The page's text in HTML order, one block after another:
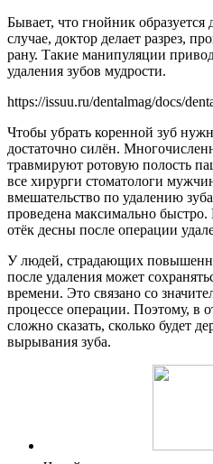
Бывает, что гнойник
случае, доктор делает разрез,
рану. Такие манипуляции
удаления зубов мудрости.
https://issuu.ru/dentalmag/docs/
Чтобы убрать коренной зуб
достаточно силён.
травмируют ротовую полость
все хирурги стоматологи
вмешательство по удалению
проведена максимально
отёк десны после операции
У людей, страдающих
после удаления может
времени. Это связано со
процессе операции. Поэтому, в
сложно сказать, сколько будет
вырывания зуба.